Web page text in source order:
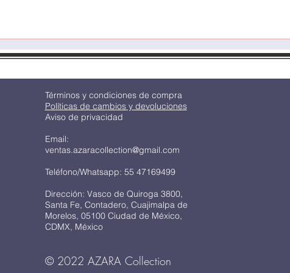
Términos y condiciones de compra
Políticas de cambios y devoluciones
Aviso de privacidad
Email:
ventas.azaracollection@gmail.com
Teléfono/Whatsapp: 55 47169499
Dirección: Vasco de Quiroga 3800,
Santa Fe, Contadero, Cuajimalpa de
Morelos, 05100 Ciudad de México,
CDMX, México
© 2022 AZARA Collection